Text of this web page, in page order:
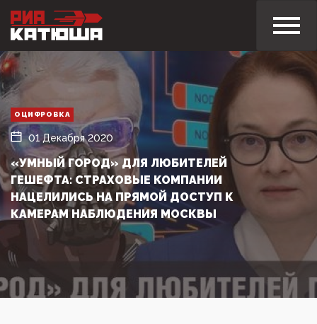
ОЦИФРОВКА
01 Декабря 2020
«УМНЫЙ ГОРОД» ДЛЯ ЛЮБИТЕЛЕЙ
ГЕШЕФТА: СТРАХОВЫЕ КОМПАНИИ
НАЦЕЛИЛИСЬ НА ПРЯМОЙ ДОСТУП К
КАМЕРАМ НАБЛЮДЕНИЯ МОСКВЫ